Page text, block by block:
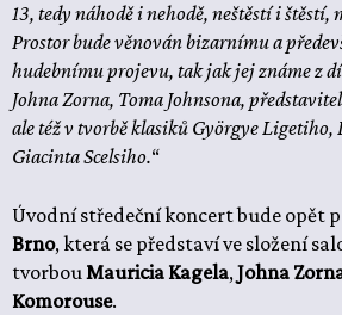
13, tedy náhodě i nehodě, neštěstí i
Prostor bude věnován bizarnímu a
hudebnímu projevu, tak jak jej známe z
Johna Zorna, Toma Johnsona,
ale též v tvorbě klasiků Györgye Ligetiho,
Giacinta Scelsiho.“
Úvodní středeční koncert bude opět
Brno, která se představí ve složení
tvorbouMauricia Kagela,Johna
Komorouse.